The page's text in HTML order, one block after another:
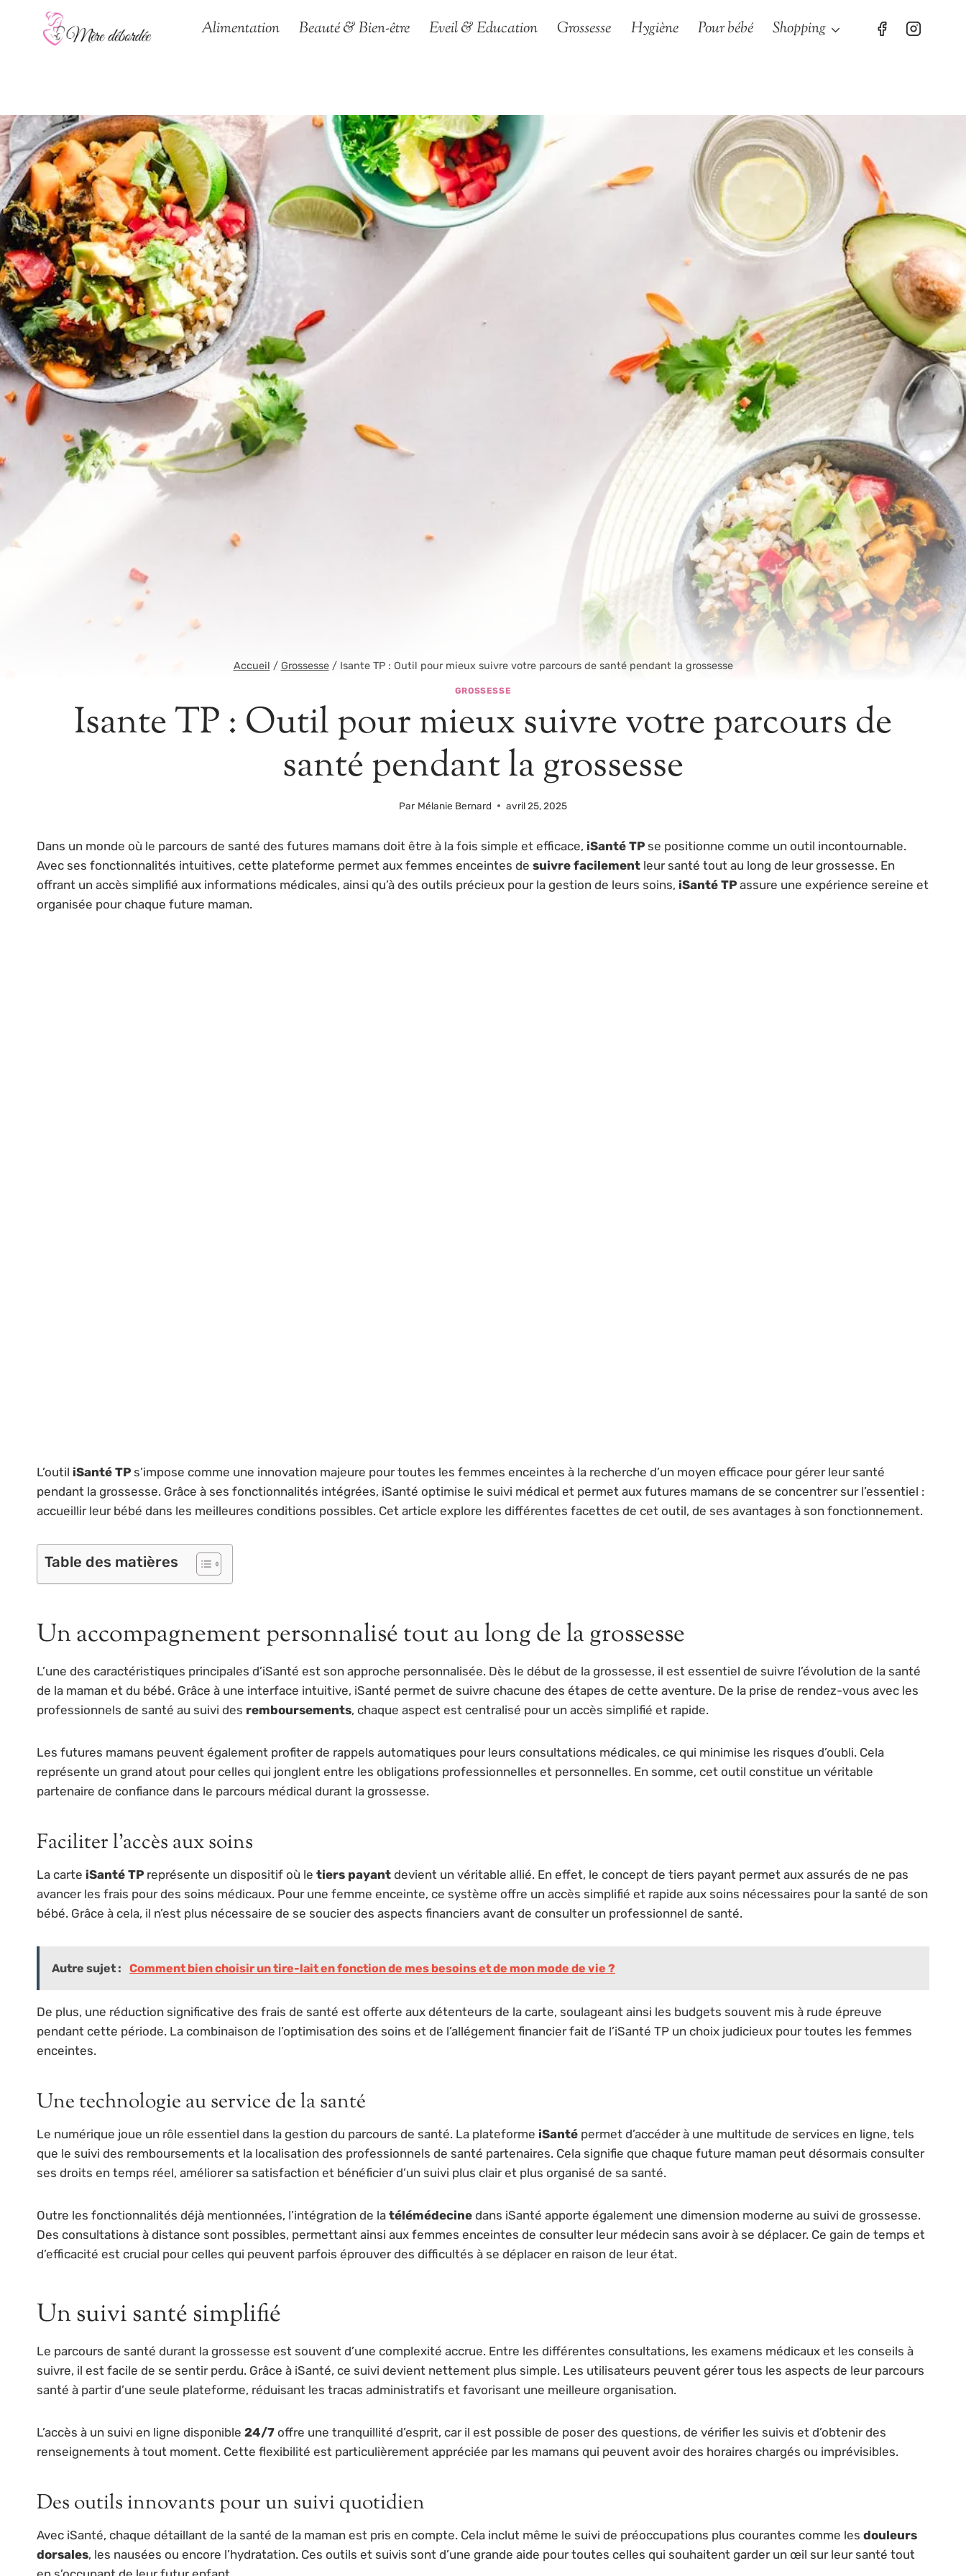
Alimentation Beauté & Bien-être Eveil & Education Grossesse Hygiène Pour bébé Shopping
Accueil / Grossesse / Isante TP : Outil pour mieux suivre votre parcours de santé pendant la grossesse
GROSSESSE
Isante TP : Outil pour mieux suivre votre parcours de
santé pendant la grossesse
Par Mélanie Bernard avril 25, 2025
Dans un monde où le parcours de santé des futures mamans doit être à la fois simple et efficace, iSanté TP se positionne comme un outil incontournable.
Avec ses fonctionnalités intuitives, cette plateforme permet aux femmes enceintes de suivre facilement leur santé tout au long de leur grossesse. En
offrant un accès simplifié aux informations médicales, ainsi qu’à des outils précieux pour la gestion de leurs soins, iSanté TP assure une expérience sereine et
organisée pour chaque future maman.
L’outil iSanté TP s’impose comme une innovation majeure pour toutes les femmes enceintes à la recherche d’un moyen efficace pour gérer leur santé
pendant la grossesse. Grâce à ses fonctionnalités intégrées, iSanté optimise le suivi médical et permet aux futures mamans de se concentrer sur l’essentiel :
accueillir leur bébé dans les meilleures conditions possibles. Cet article explore les différentes facettes de cet outil, de ses avantages à son fonctionnement.
Table des matières
Un accompagnement personnalisé tout au long de la grossesse
L’une des caractéristiques principales d’iSanté est son approche personnalisée. Dès le début de la grossesse, il est essentiel de suivre l’évolution de la santé
de la maman et du bébé. Grâce à une interface intuitive, iSanté permet de suivre chacune des étapes de cette aventure. De la prise de rendez-vous avec les
professionnels de santé au suivi des remboursements, chaque aspect est centralisé pour un accès simplifié et rapide.
Les futures mamans peuvent également profiter de rappels automatiques pour leurs consultations médicales, ce qui minimise les risques d’oubli. Cela
représente un grand atout pour celles qui jonglent entre les obligations professionnelles et personnelles. En somme, cet outil constitue un véritable
partenaire de confiance dans le parcours médical durant la grossesse.
Faciliter l’accès aux soins
La carte iSanté TP représente un dispositif où le tiers payant devient un véritable allié. En effet, le concept de tiers payant permet aux assurés de ne pas
avancer les frais pour des soins médicaux. Pour une femme enceinte, ce système offre un accès simplifié et rapide aux soins nécessaires pour la santé de son
bébé. Grâce à cela, il n’est plus nécessaire de se soucier des aspects financiers avant de consulter un professionnel de santé.
Autre sujet : Comment bien choisir un tire-lait en fonction de mes besoins et de mon mode de vie ?
De plus, une réduction significative des frais de santé est offerte aux détenteurs de la carte, soulageant ainsi les budgets souvent mis à rude épreuve
pendant cette période. La combinaison de l’optimisation des soins et de l’allégement financier fait de l’iSanté TP un choix judicieux pour toutes les femmes
enceintes.
Une technologie au service de la santé
Le numérique joue un rôle essentiel dans la gestion du parcours de santé. La plateforme iSanté permet d’accéder à une multitude de services en ligne, tels
que le suivi des remboursements et la localisation des professionnels de santé partenaires. Cela signifie que chaque future maman peut désormais consulter
ses droits en temps réel, améliorer sa satisfaction et bénéficier d’un suivi plus clair et plus organisé de sa santé.
Outre les fonctionnalités déjà mentionnées, l’intégration de la télémédecine dans iSanté apporte également une dimension moderne au suivi de grossesse.
Des consultations à distance sont possibles, permettant ainsi aux femmes enceintes de consulter leur médecin sans avoir à se déplacer. Ce gain de temps et
d’efficacité est crucial pour celles qui peuvent parfois éprouver des difficultés à se déplacer en raison de leur état.
Un suivi santé simplifié
Le parcours de santé durant la grossesse est souvent d’une complexité accrue. Entre les différentes consultations, les examens médicaux et les conseils à
suivre, il est facile de se sentir perdu. Grâce à iSanté, ce suivi devient nettement plus simple. Les utilisateurs peuvent gérer tous les aspects de leur parcours
santé à partir d’une seule plateforme, réduisant les tracas administratifs et favorisant une meilleure organisation.
L’accès à un suivi en ligne disponible 24/7 offre une tranquillité d’esprit, car il est possible de poser des questions, de vérifier les suivis et d’obtenir des
renseignements à tout moment. Cette flexibilité est particulièrement appréciée par les mamans qui peuvent avoir des horaires chargés ou imprévisibles.
Des outils innovants pour un suivi quotidien
Avec iSanté, chaque détaillant de la santé de la maman est pris en compte. Cela inclut même le suivi de préoccupations plus courantes comme les douleurs
dorsales, les nausées ou encore l’hydratation. Ces outils et suivis sont d’une grande aide pour toutes celles qui souhaitent garder un œil sur leur santé tout